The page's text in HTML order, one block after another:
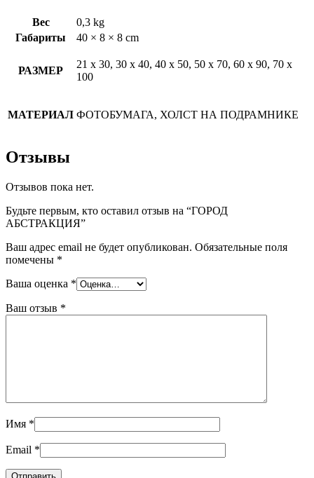
Вес
0,3 kg
Габариты
40 × 8 × 8 cm
РАЗМЕР
21 х 30, 30 х 40, 40 х 50, 50 х 70, 60 х 90, 70 х
100
МАТЕРИАЛ ФОТОБУМАГА, ХОЛСТ НА ПОДРАМНИКЕ
Отзывы
Отзывов пока нет.
Будьте первым, кто оставил отзыв на “ГОРОД
АБСТРАКЦИЯ”
Ваш адрес email не будет опубликован. Обязательные поля
помечены *
Ваша оценка *
Ваш отзыв *
Имя *
Email *